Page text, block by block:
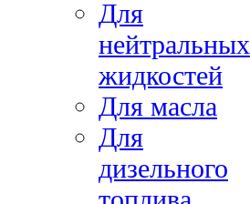
Для
нейтральных
жидкостей
Для масла
Для
дизельного